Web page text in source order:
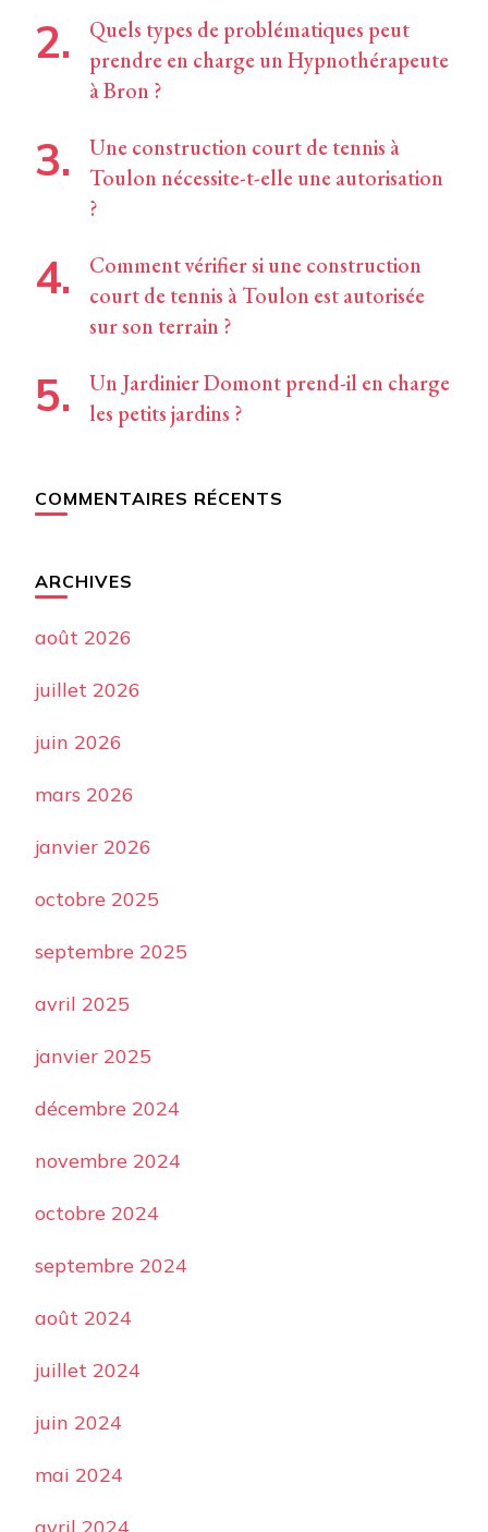
Quels types de problématiques peut
prendre en charge un Hypnothérapeute
à Bron ?
Une construction court de tennis à
Toulon nécessite-t-elle une autorisation
?
Comment vérifier si une construction
court de tennis à Toulon est autorisée
sur son terrain ?
Un Jardinier Domont prend-il en charge
les petits jardins ?
COMMENTAIRES RÉCENTS
ARCHIVES
août 2026
juillet 2026
juin 2026
mars 2026
janvier 2026
octobre 2025
septembre 2025
avril 2025
janvier 2025
décembre 2024
novembre 2024
octobre 2024
septembre 2024
août 2024
juillet 2024
juin 2024
mai 2024
avril 2024